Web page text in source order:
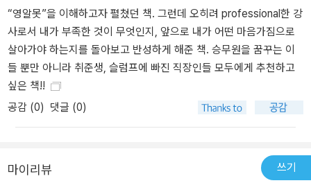
“영알못”을 이해하고자 펼쳤던 책. 그런데 오히려 professional한 강
사로서 내가 부족한 것이 무엇인지, 앞으로 내가 어떤 마음가짐으로
살아가야 하는지를 돌아보고 반성하게 해준 책. 승무원을 꿈꾸는 이
들 뿐만 아니라 취준생, 슬럼프에 빠진 직장인들 모두에게 추천하고
싶은 책!!
공감 (0) 댓글 (0)
마이리뷰 쓰기